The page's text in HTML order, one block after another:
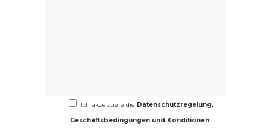
Ich akzeptiere die Datenschutzregelung,
Geschäftsbedingungen und Konditionen